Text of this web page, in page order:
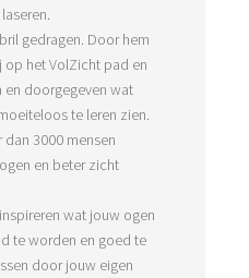
gedragen. Door hem
op het VolZicht pad en
en doorgegeven wat
te leren zien.
dan 3000 mensen
en beter zicht
wat jouw ogen
te worden en goed te
door jouw eigen